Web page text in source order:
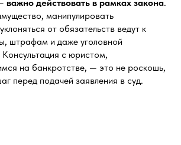
важно действовать в рамках закона.
манипулировать
от обязательств ведут к
штрафам и даже уголовной
Консультация с юристом,
на банкротстве, — это не роскошь,
перед подачей заявления в суд.